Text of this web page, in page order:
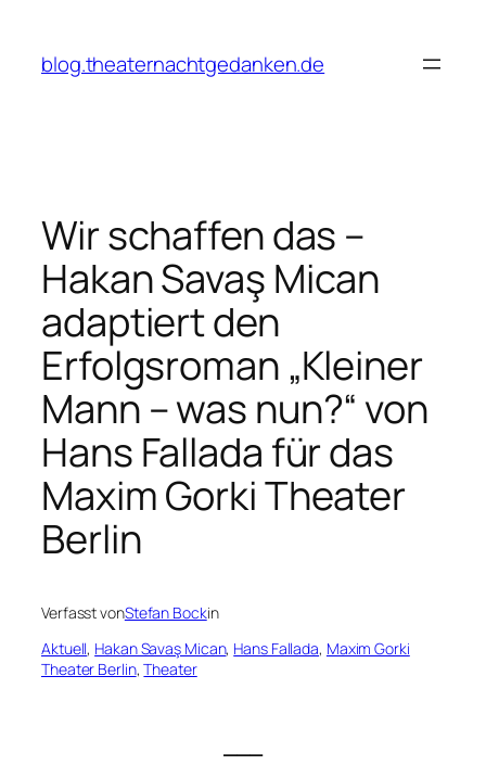
springen
blog.theaternachtgedanken.de
Wir schaffen das –
Hakan Savaş Mican
adaptiert den
Erfolgsroman „Kleiner
Mann – was nun?“ von
Hans Fallada für das
Maxim Gorki Theater
Berlin
Verfasst vonStefan Bockin
Aktuell, Hakan Savaş Mican, Hans Fallada, Maxim Gorki
Theater Berlin, Theater